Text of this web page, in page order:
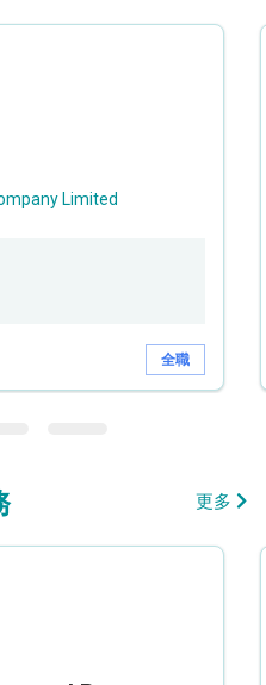
Limited
全職
更多